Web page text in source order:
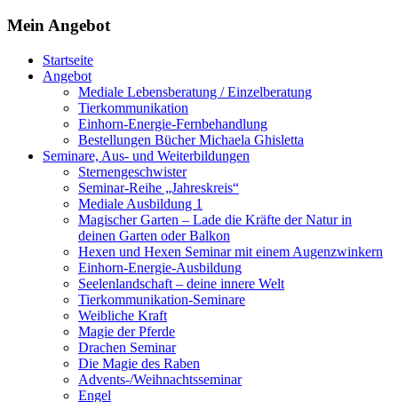
Mein Angebot
Startseite
Angebot
Mediale Lebensberatung / Einzelberatung
Tierkommunikation
Einhorn-Energie-Fernbehandlung
Bestellungen Bücher Michaela Ghisletta
Seminare, Aus- und Weiterbildungen
Sternengeschwister
Seminar-Reihe „Jahreskreis“
Mediale Ausbildung 1
Magischer Garten – Lade die Kräfte der Natur in
deinen Garten oder Balkon
Hexen und Hexen Seminar mit einem Augenzwinkern
Einhorn-Energie-Ausbildung
Seelenlandschaft – deine innere Welt
Tierkommunikation-Seminare
Weibliche Kraft
Magie der Pferde
Drachen Seminar
Die Magie des Raben
Advents-/Weihnachtsseminar
Engel